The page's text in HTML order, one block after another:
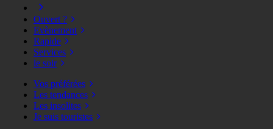
Ouvert ?
Evènement
Rapide
Services
le soir
Vos préférées
Les tendances
Les insolites
Je suis touristes